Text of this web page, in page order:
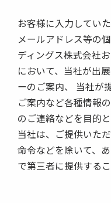
お客様に入力してい
メールアドレス等の
ディングス株式会社
において、当社が出
ーのご案内、 当社が
ご案内など各種情報
のご連絡などを目的
当社は、ご提供いた
命令などを除いて、
で第三者に提供する